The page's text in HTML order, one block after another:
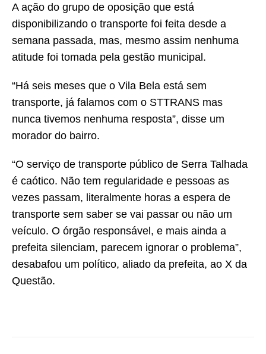
A ação do grupo de oposição que está
disponibilizando o transporte foi feita desde a
semana passada, mas, mesmo assim nenhuma
atitude foi tomada pela gestão municipal.
“Há seis meses que o Vila Bela está sem
transporte, já falamos com o STTRANS mas
nunca tivemos nenhuma resposta”, disse um
morador do bairro.
“O serviço de transporte público de Serra Talhada
é caótico. Não tem regularidade e pessoas as
vezes passam, literalmente horas a espera de
transporte sem saber se vai passar ou não um
veículo. O órgão responsável, e mais ainda a
prefeita silenciam, parecem ignorar o problema”,
desabafou um político, aliado da prefeita, ao X da
Questão.